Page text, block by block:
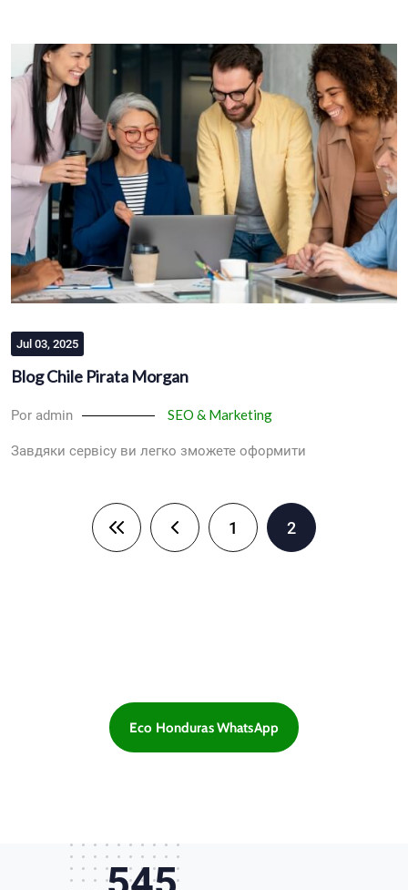
Jul 03, 2025
Blog Chile Pirata Morgan
Por admin SEO & Marketing
Завдяки сервісу ви легко зможете оформити
Paginación
Primera páginaPágina anterior
1 2
Eco Honduras WhatsApp